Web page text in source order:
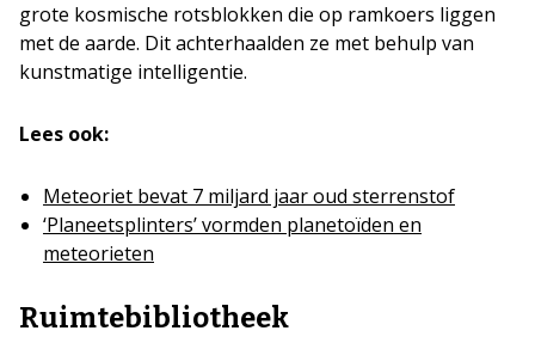
grote kosmische rotsblokken die op ramkoers liggen
met de aarde. Dit achterhaalden ze met behulp van
kunstmatige intelligentie.
Lees ook:
Meteoriet bevat 7 miljard jaar oud sterrenstof
‘Planeetsplinters’ vormden planetoïden en
meteorieten
Ruimtebibliotheek